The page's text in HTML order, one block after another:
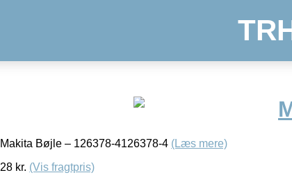
Makita Bøjle – 126378-4126378-4 (Læs mere)
28 kr. (Vis fragtpris)